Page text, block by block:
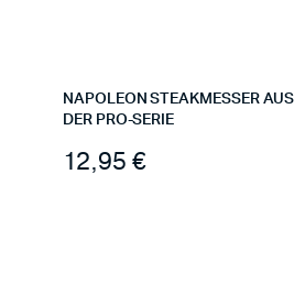
NAPOLEON STEAKMESSER AUS
DER PRO-SERIE
12,95 €